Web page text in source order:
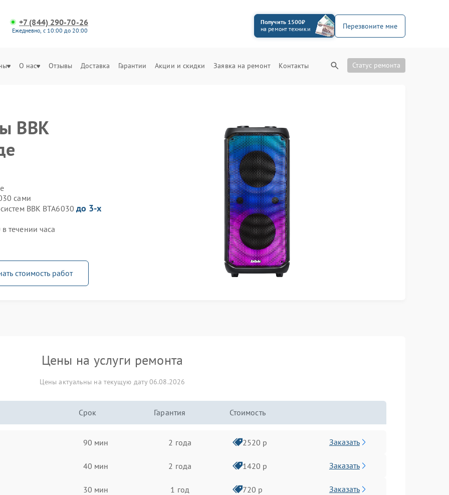
+7 (844) 290-70-26
Ежедневно, с 10:00 до 20:00
Получить 1500₽
на ремонт техники
Перезвоните мне
О нас Отзывы Доставка Гарантии Акции и скидки Заявка на ремонт Контакты Статус ремонта
BBK
сами
BBK BTA6030 до 3-х
течении часа
стоимость работ
Цены на услуги ремонта
Цены актуальны на текущую дату 06.08.2026
Срок Гарантия Стоимость
90 мин 2 года 2520 р Заказать
40 мин 2 года 1420 р Заказать
30 мин 1 год 720 р Заказать